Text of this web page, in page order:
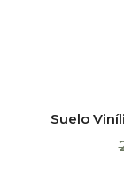
Suelo